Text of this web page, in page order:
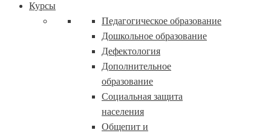
Курсы
Педагогическое образование
Дошкольное образование
Дефектология
Дополнительное
образование
Социальная защита
населения
Общепит и